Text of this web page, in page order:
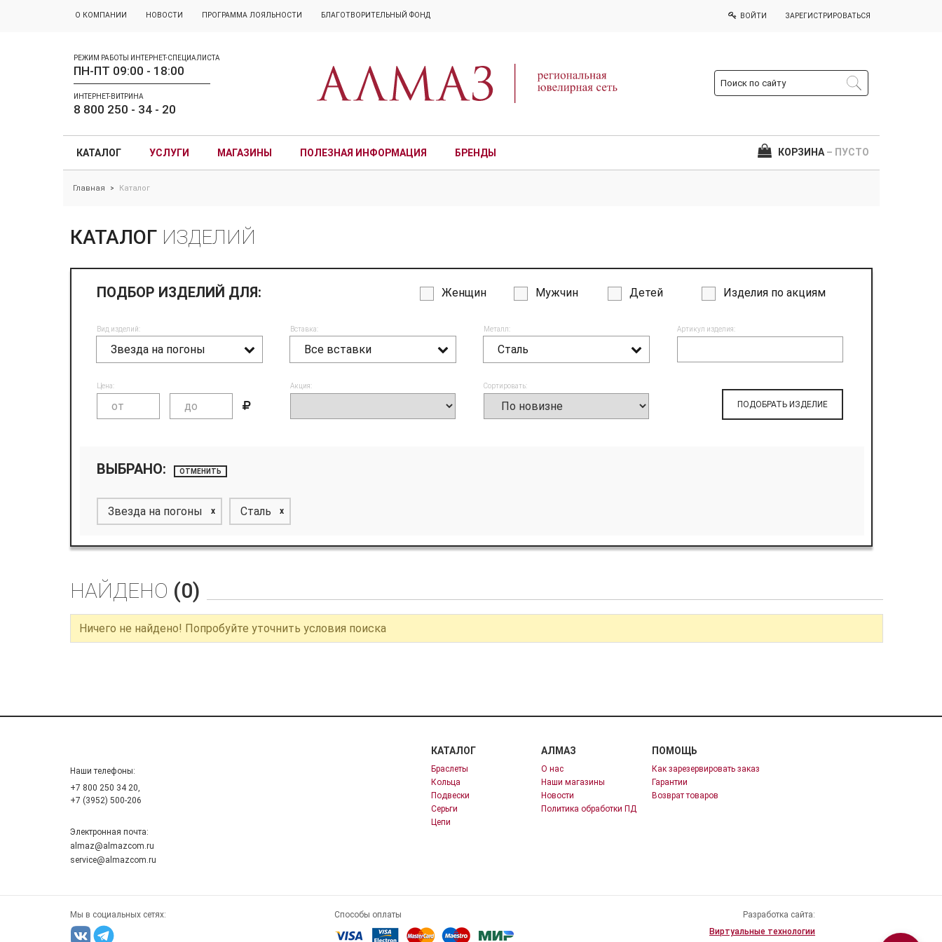
О КОМПАНИИ НОВОСТИ ПРОГРАММА ЛОЯЛЬНОСТИ БЛАГОТВОРИТЕЛЬНЫЙ ФОНД
РЕЖИМ РАБОТЫ ИНТЕРНЕТ-СПЕЦИАЛИСТА
ПН-ПТ 09:00 - 18:00
ИНТЕРНЕТ-ВИТРИНА
8 800 250 - 34 - 20
ВОЙТИ ЗАРЕГИСТРИРОВАТЬСЯ
КАТАЛОГ УСЛУГИ МАГАЗИНЫ ПОЛЕЗНАЯ ИНФОРМАЦИЯ БРЕНДЫ КОРЗИНА – ПУСТО
Главная > Каталог
КАТАЛОГ ИЗДЕЛИЙ
ПОДБОР ИЗДЕЛИЙ ДЛЯ: Женщин Мужчин Детей Изделия по акциям
Вид изделий:
Звезда на погоны
Вставка:
Все вставки
Металл:
Сталь
Артикул изделия:
Цена: Акция: Сортировать:
ПОДОБРАТЬ ИЗДЕЛИЕ
ВЫБРАНО: ОТМЕНИТЬ
Звезда на погоны x Сталь x
НАЙДЕНО (0)
Ничего не найдено! Попробуйте уточнить условия поиска
Наши телефоны:
+7 800 250 34 20,
+7 (3952) 500-206
Электронная почта:
almaz@almazcom.ru
service@almazcom.ru
КАТАЛОГ
Браслеты
Кольца
Подвески
Серьги
Цепи
АЛМАЗ
О нас
Наши магазины
Новости
Политика обработки ПД
ПОМОЩЬ
Как зарезервировать заказ
Гарантии
Возврат товаров
Мы в социальных сетях: Способы оплаты
Разработка сайта:
Виртуальные технологии